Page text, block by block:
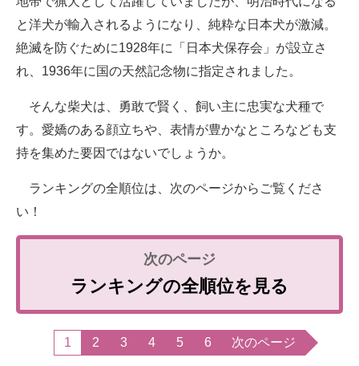
と洋犬が輸入されるようになり、純粋な日本犬が激減。
絶滅を防ぐために1928年に「日本犬保存会」が設立さ
れ、1936年に国の天然記念物に指定されました。
そんな柴犬は、勇敢で賢く、飼い主に忠実な犬種で
す。愛嬌のある顔立ちや、表情が豊かなところなども支
持を集めた要因ではないでしょうか。
ランキングの全順位は、次のページからご覧くださ
い！
ランキングの全順位を見る
1 2 3 4 5 6 次のページ